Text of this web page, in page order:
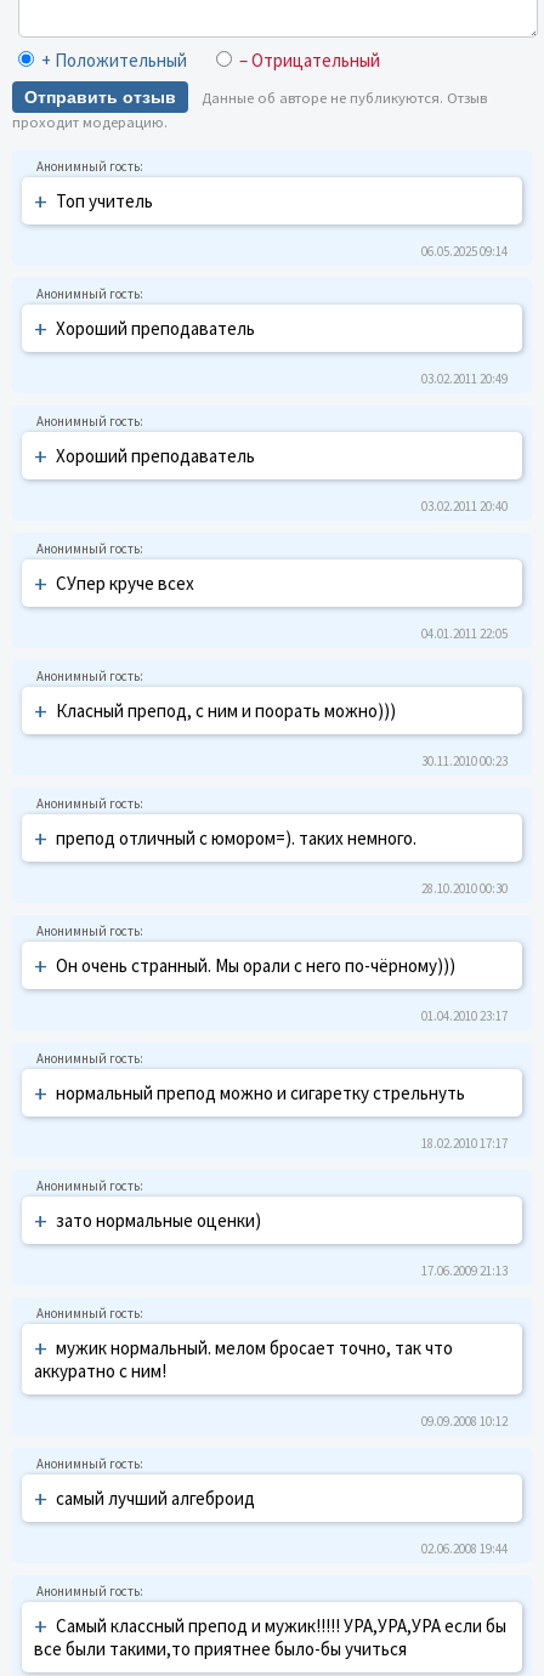
+ Положительный – Отрицательный
Отправить отзыв
Данные об авторе не публикуются. Отзыв
проходит модерацию.
+ Топ учитель
06.05.2025 09:14
+ Хороший преподаватель
03.02.2011 20:49
+ Хороший преподаватель
03.02.2011 20:40
+ СУпер круче всех
04.01.2011 22:05
+ Класный препод, с ним и поорать можно)))
30.11.2010 00:23
+ препод отличный с юмором=). таких немного.
28.10.2010 00:30
+ Он очень странный. Мы орали с него по-чёрному)))
01.04.2010 23:17
+ нормальный препод можно и сигаретку стрельнуть
18.02.2010 17:17
+ зато нормальные оценки)
17.06.2009 21:13
+ мужик нормальный. мелом бросает точно, так что
аккуратно с ним!
09.09.2008 10:12
+ самый лучший алгеброид
02.06.2008 19:44
+ Самый классный препод и мужик!!!!! УРА,УРА,УРА если бы
все были такими,то приятнее было-бы учиться